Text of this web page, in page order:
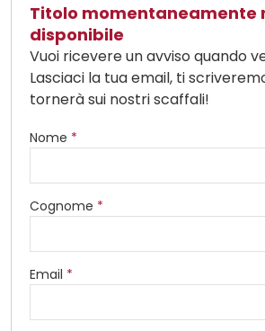
Titolo momentaneamente
disponibile
Vuoi ricevere un avviso quando
Lasciaci la tua email, ti
tornerà sui nostri scaffali!
Nome *
Cognome *
Email *